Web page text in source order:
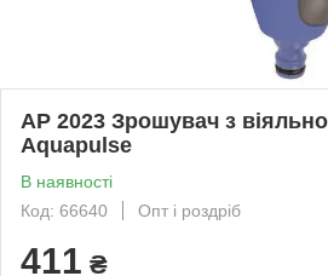
АР 2023 Зрошувач з
Aquapulse
В наявності
Код: 66640
Опт і роздріб
411 ₴